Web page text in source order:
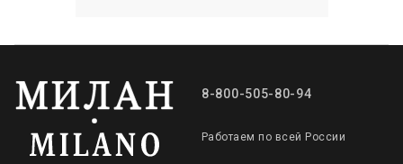
8-800-505-80-94
Работаем по всей России